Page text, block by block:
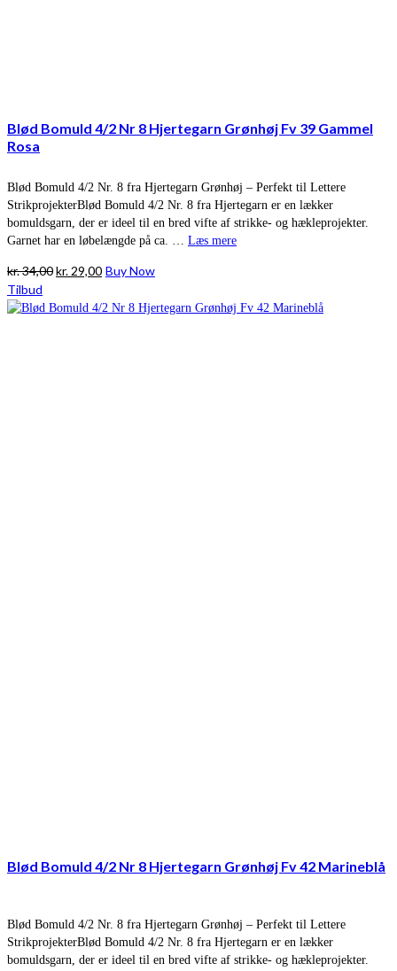
Blød Bomuld 4/2 Nr 8 Hjertegarn Grønhøj Fv 39 Gammel
Rosa
Blød Bomuld 4/2 Nr. 8 fra Hjertegarn Grønhøj – Perfekt til Lettere
StrikprojekterBlød Bomuld 4/2 Nr. 8 fra Hjertegarn er en lækker
bomuldsgarn, der er ideel til en bred vifte af strikke- og hækleprojekter.
Garnet har en løbelængde på ca. … Læs mere
kr.34,00Den
pris
kr. 29,00Den
pris
Buy Now
Tilbud
Blød Bomuld 4/2 Nr 8 Hjertegarn Grønhøj Fv 42 Marineblå
Blød Bomuld 4/2 Nr. 8 fra Hjertegarn Grønhøj – Perfekt til Lettere
StrikprojekterBlød Bomuld 4/2 Nr. 8 fra Hjertegarn er en lækker
bomuldsgarn, der er ideel til en bred vifte af strikke- og hækleprojekter.